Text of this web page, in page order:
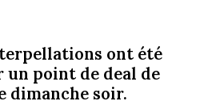
ont été
un point de deal de
dimanche soir.